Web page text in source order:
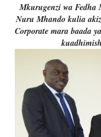
Mkurugenzi wa Fedha
Nuru Mhando kulia
Corporate mara baada